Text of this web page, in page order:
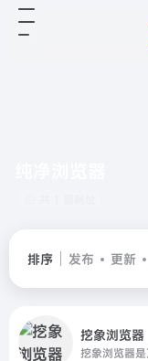
排序 发布 更新
挖象浏览器